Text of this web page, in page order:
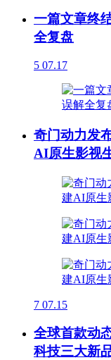
一篇文章终
全复盘
5 07.17
奇门动力发
AI原生影视
7 07.15
全球首款动
科技三大新